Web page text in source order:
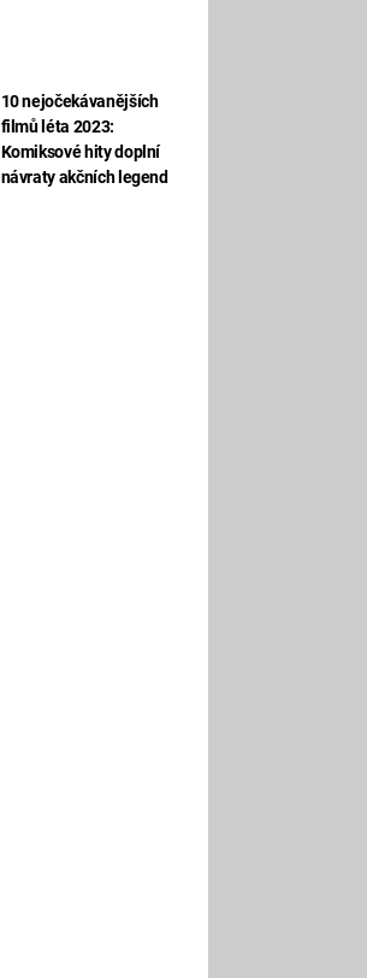
10 nejočekávanějších
filmů léta 2023:
Komiksové hity doplní
návraty akčních legend